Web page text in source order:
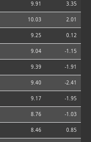
9.91 3.35
10.03 2.01
9.25 0.12
9.04 -1.15
9.39 -1.91
9.40 -2.41
9.17 -1.95
8.76 -1.03
8.46 0.85